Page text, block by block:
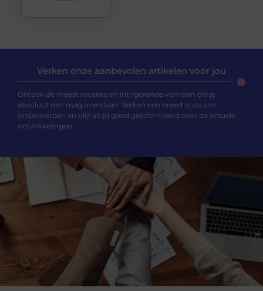
Verken onze aanbevolen artikelen voor jou
Ontdek de meest recente en intrigerende verhalen die je
absoluut niet mag overslaan. Verken een breed scala aan
onderwerpen en blijf altijd goed geïnformeerd over de actuele
ontwikkelingen.